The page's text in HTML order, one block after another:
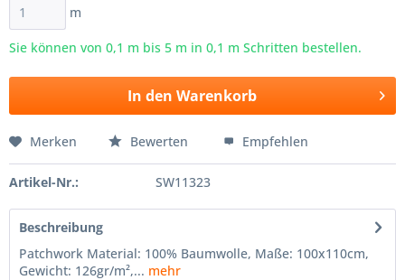
m
Sie können von 0,1 m bis 5 m in 0,1 m Schritten bestellen.
In den Warenkorb
Merken Bewerten Empfehlen
Artikel-Nr.: SW11323
Beschreibung
Patchwork Material: 100% Baumwolle, Maße: 100x110cm,
Gewicht: 126gr/m²,... mehr